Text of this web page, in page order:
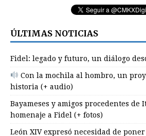
ÚLTIMAS NOTICIAS
Fidel: legado y futuro, un diálogo
Con la mochila al hombro, un
historia (+ audio)
Bayameses y amigos procedentes de
homenaje a Fidel (+ fotos)
León XIV expresó necesidad de